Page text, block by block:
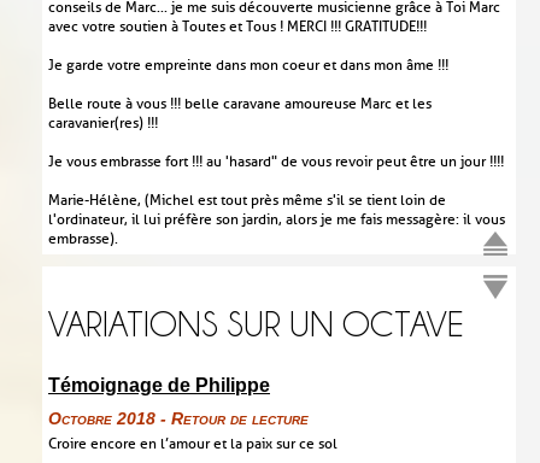
conseils de Marc... je me suis découverte musicienne grâce à Toi Marc
avec votre soutien à Toutes et Tous ! MERCI !!! GRATITUDE!!!
Je garde votre empreinte dans mon coeur et dans mon âme !!!
Belle route à vous !!! belle caravane amoureuse Marc et les
caravanier(res) !!!
Je vous embrasse fort !!! au 'hasard" de vous revoir peut être un jour !!!!
Marie-Hélène, (Michel est tout près même s'il se tient loin de
l'ordinateur, il lui préfère son jardin, alors je me fais messagère : il vous
embrasse).
VARIATIONS SUR UN OCTAVE
Témoignage de Philippe
Octobre 2018 - Retour de lecture
Croire encore en l’amour et la paix sur ce sol